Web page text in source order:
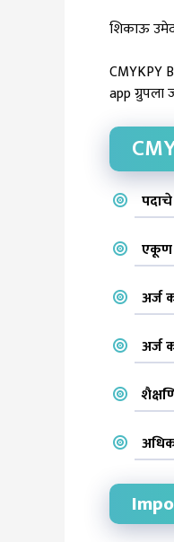
शिकाऊ
CMYKPY
app ग्रुपला
एकूण
अर्ज
अर्ज